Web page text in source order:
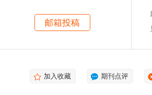
邮箱投稿
加入收藏 期刊点评